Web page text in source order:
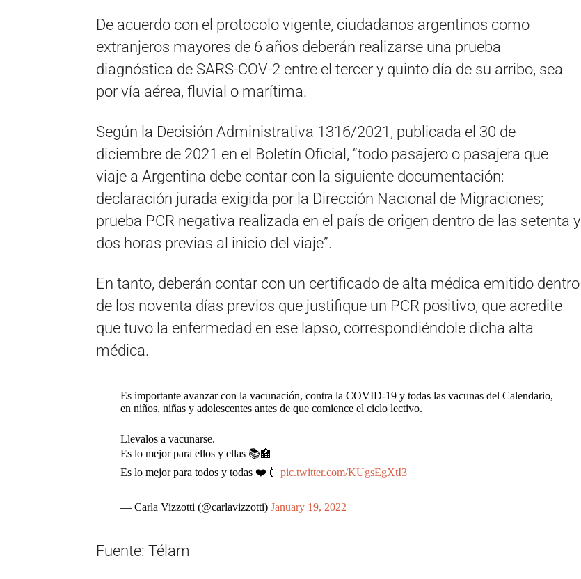
De acuerdo con el protocolo vigente, ciudadanos argentinos como
extranjeros mayores de 6 años deberán realizarse una prueba
diagnóstica de SARS-COV-2 entre el tercer y quinto día de su arribo, sea
por vía aérea, fluvial o marítima.
Según la Decisión Administrativa 1316/2021, publicada el 30 de
diciembre de 2021 en el Boletín Oficial, “todo pasajero o pasajera que
viaje a Argentina debe contar con la siguiente documentación:
declaración jurada exigida por la Dirección Nacional de Migraciones;
prueba PCR negativa realizada en el país de origen dentro de las setenta y
dos horas previas al inicio del viaje”.
En tanto, deberán contar con un certificado de alta médica emitido dentro
de los noventa días previos que justifique un PCR positivo, que acredite
que tuvo la enfermedad en ese lapso, correspondiéndole dicha alta
médica.
Es importante avanzar con la vacunación, contra la COVID-19 y todas las vacunas del Calendario,
en niños, niñas y adolescentes antes de que comience el ciclo lectivo.
Llevalos a vacunarse.
Es lo mejor para ellos y ellas 📚🏫
Es lo mejor para todos y todas ❤️💉 pic.twitter.com/KUgsEgXtI3
— Carla Vizzotti (@carlavizzotti) January 19, 2022
Fuente: Télam